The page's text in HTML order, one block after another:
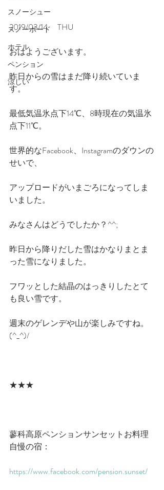
スノーシュー
スノーボード
ホテル
ペンション
涼しい
2019/03/14 　THU
おはようございます。
昨日からの雪はまだ降り続いていま
す。
最低気温氷点下14℃、8時現在の気温氷
点下11℃。
世界的なFacebook、Instagramのダウンの
せいで、
アップロードがいまごろになってしま
いました。
みなさんはどうでしたか？^^;
昨日から降りだした雪はかなりまとま
った雪になりました。
フワッとした結晶のはっきりしたとて
も良い雪です。
週末のゲレンデや山が楽しみですね。
(^_^)/
★★★
蓼科高原ペンションサンセットお料理
自慢の宿：
https://www.facebook.com/pension.sunset/​